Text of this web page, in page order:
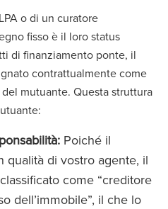
o di un curatore
fisso è il loro status
di finanziamento ponte, il
contrattualmente come
mutuante. Questa struttura
Poiché il
qualità di vostro agente, il
come “creditore
dell’immobile”, il che lo